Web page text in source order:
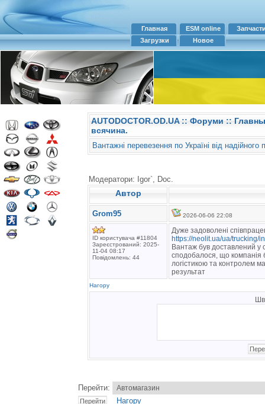
Главная ESM online
Загрузки
Новое
AUTODOCTOR.OD.UA:: Форуми ::
всячина.
Вантажні перевезення по Україні від надійного
Модератори: Igor`, Doc.
Автор
Grom95 2026-06-06 22:08
ID користувача #11804
Зареєстрований: 2025-
11-04 08:17
Повідомлень: 44
Дуже задоволені
https://neolit.ua/ua/trucking/
Вантаж був доставлений
сподобалося, що компанія
логістикою та контролем
результат
Нагору
Перейти:
Нагору